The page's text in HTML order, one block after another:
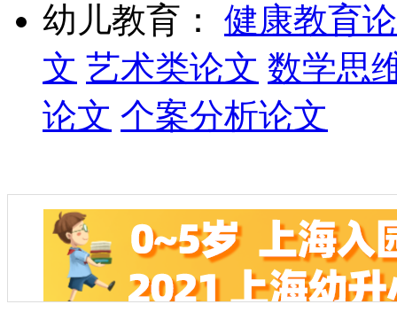
幼儿教育：
健康教育
文 艺术类论文 数学思
论文 个案分析论文